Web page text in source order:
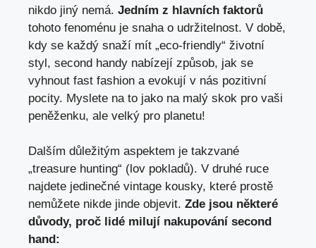
nikdo jiný nemá. Jedním ⁤z ‍hlavních ​faktorů
⁣tohoto fenoménu⁢ je snaha o ​udržitelnost. V ‍době,
kdy⁣ se každý snaží mít „eco-friendly“ životní
‍styl, second handy nabízejí způsob, ⁢jak se
vyhnout fast fashion ‍a evokují ⁤v⁤ nás pozitivní
pocity. Myslete na to jako​ na malý​ skok pro vaši⁢
peněženku, ale velký pro planetu!
Dalším důležitým aspektem⁢ je takzvané
„treasure​ hunting“ (lov pokladů). V druhé ruce
najdete ​jedinečné ⁣vintage kousky, ‌které ⁢prostě
nemůžete⁣ nikde ‍jinde objevit. Zde jsou některé
důvody, proč ⁢lidé milují nakupování second
‌hand: ⁤